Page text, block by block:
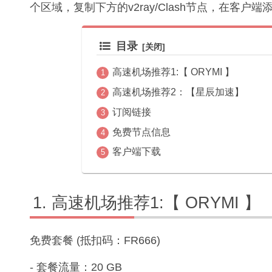
个区域，复制下方的v2ray/Clash节点，在客户端
目录
高速机场推荐1:【 ORYMI 】
高速机场推荐2：【星辰加速】
订阅链接
免费节点信息
客户端下载
高速机场推荐1:【 ORYMI 】
免费套餐 (抵扣码：FR666)
- 套餐流量：20 GB